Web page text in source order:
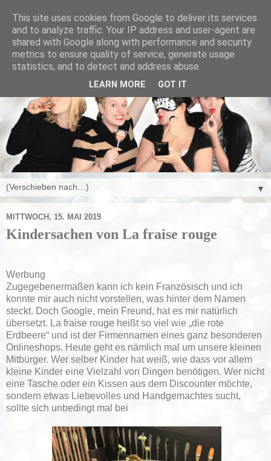
▼
MITTWOCH, 15. MAI 2019
Kindersachen von La fraise rouge
Werbung
Zugegebenermaßen kann ich kein Französisch und ich
konnte mir auch nicht vorstellen, was hinter dem Namen
steckt. Doch Google, mein Freund, hat es mir natürlich
übersetzt. La fraise rouge heißt so viel wie „die rote
Erdbeere“ und ist der Firmennamen eines ganz besonderen
Onlineshops. Heute geht es nämlich mal um unsere kleinen
Mitbürger. Wer selber Kinder hat weiß, wie dass vor allem
kleine Kinder eine Vielzahl von Dingen benötigen. Wer nicht
eine Tasche oder ein Kissen aus dem Discounter möchte,
sondern etwas Liebevolles und Handgemachtes sucht,
sollte sich unbedingt mal bei
This site uses cookies from Google to deliver its services
and to analyze traffic. Your IP address and user-agent are
shared with Google along with performance and security
metrics to ensure quality of service, generate usage
statistics, and to detect and address abuse.
LEARN MORE GOT IT